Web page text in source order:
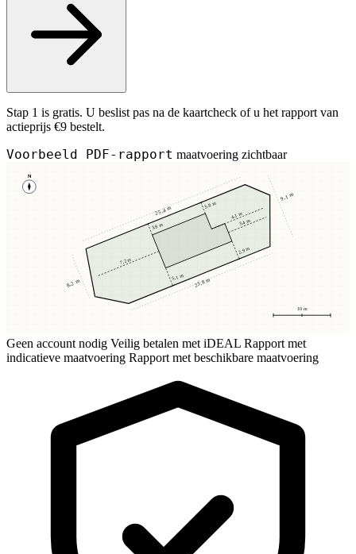
Stap 1 is gratis. U beslist pas na de kaartcheck of u het rapport van
actieprijs €9 bestelt.
Voorbeeld PDF-rapport maatvoering zichtbaar
N
10 m
3,8 m
3,8 m
5,1 m
2,9 m
7,2 m
3,4 m
4,1 m
25,4 m
23,8 m
8,2 m
9,1 m
Geen account nodig Veilig betalen met iDEAL Rapport met
indicatieve maatvoering Rapport met beschikbare maatvoering